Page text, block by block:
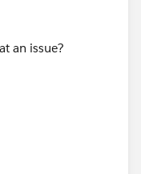
an issue?